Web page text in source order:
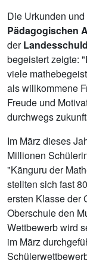
Die Urkunden
Pädagogischen
der
begeistert zeigte:
viele
als willkommene
Freude und
durchwegs
Im März dieses
Millionen
"Känguru der
stellten sich fast
ersten Klasse der
Oberschule den
Wettbewerb wird
im März